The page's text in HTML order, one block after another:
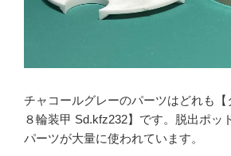
チャコールグレーのパーツはどれも【
８輪装甲 Sd.kfz232】です。脱出ポッ
パーツが大量に使われています。